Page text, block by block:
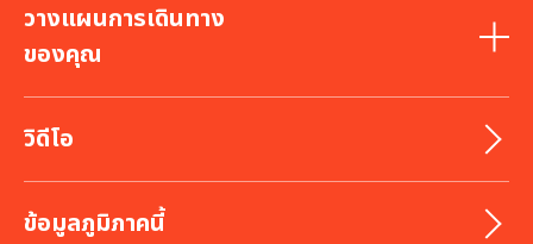
วางแผนการเดินทาง
ของคุณ
วิดีโอ
ข้อมูลภูมิภาคนี้